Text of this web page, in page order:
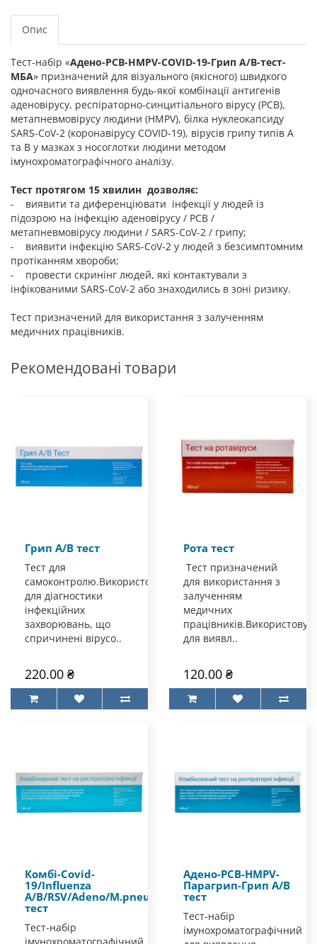
Опис
Тест-набір «Адено-РСВ-HMPV-COVID-19-Грип А/В-тест-
МБА» призначений для візуального (якісного) швидкого
одночасного виявлення будь-якої комбінації антигенів
аденовірусу, респіраторно-синцитіального вірусу (РСВ),
метапневмовірусу людини (HMPV), білка нуклеокапсиду
SARS-CoV-2 (коронавірусу COVID-19), вірусів грипу типів А
та В у мазках з носоглотки людини методом
імунохроматографічного аналізу.
Тест протягом 15 хвилин дозволяє:
- виявити та диференціювати інфекції у людей із
підозрою на інфекцію аденовірусу / РСВ /
метапневмовірусу людини / SARS-CoV-2 / грипу;
- виявити інфекцію SARS-CoV-2 у людей з безсимптомним
протіканням хвороби;
- провести скринінг людей, які контактували з
інфікованими SARS-CoV-2 або знаходились в зоні ризику.
Тест призначений для використання з залученням
медичних працівників.
Рекомендовані товари
Грип А/В тест
Тест для
самоконтролю.Використовується
для діагностики
інфекційних
захворювань, що
спричинені вірусо..
220.00 ₴
Рота тест
Тест призначений
для використання з
залученням
медичних
для виявл..
120.00 ₴
Комбі-Covid-
19/Influenza
A/B/RSV/Adeno/M.pneumoniae
тест
Тест-набір
Адено-РСВ-HMPV-
Парагрип-Грип А/В
тест
Тест-набір
імунохроматографічний